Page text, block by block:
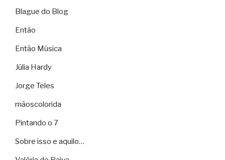
Blague do Blog
Então
Então Música
Júlia Hardy
Jorge Teles
mãoscolorida
Pintando o 7
Sobre isso e aquilo…